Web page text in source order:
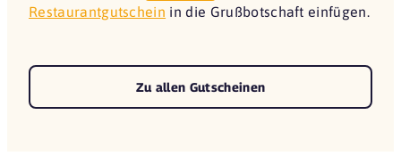
Restaurantgutschein in die Grußbotschaft einfügen.
Zu allen Gutscheinen